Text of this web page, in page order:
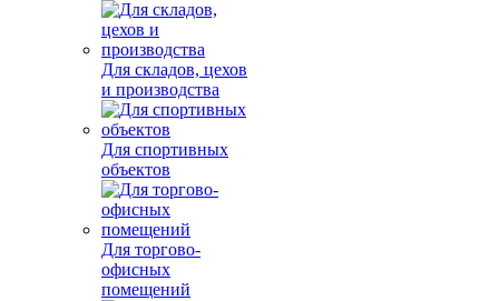
Для складов, цехов
и производства
Для спортивных
объектов
Для торгово-
офисных
помещений